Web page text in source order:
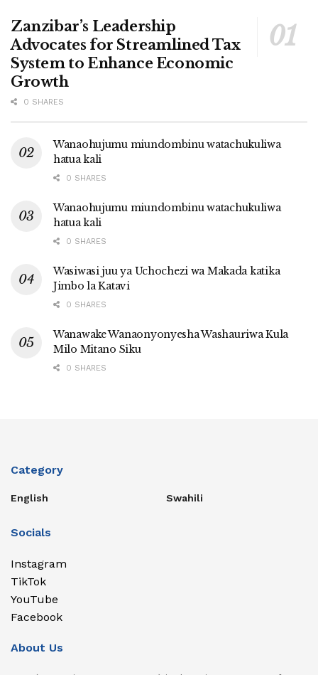
Zanzibar’s Leadership
Advocates for Streamlined Tax
System to Enhance Economic
Growth
0 SHARES
Wanaohujumu miundombinu watachukuliwa
hatua kali
0 SHARES
Wanaohujumu miundombinu watachukuliwa
hatua kali
0 SHARES
Wasiwasi juu ya Uchochezi wa Makada katika
Jimbo la Katavi
0 SHARES
Wanawake Wanaonyonyesha Washauriwa Kula
Milo Mitano Siku
0 SHARES
Category
English Swahili
Socials
Instagram
TikTok
YouTube
Facebook
About Us